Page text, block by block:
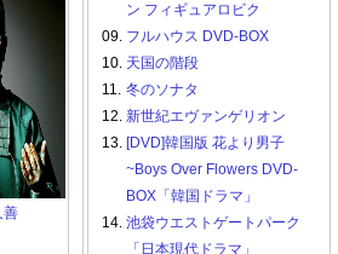
善
ン フィギュアロビク
09. フルハウス DVD-BOX
10. 天国の階段
11. 冬のソナタ
12. 新世紀エヴァンゲリオン
13. [DVD]韓国版 花より男子
~Boys Over Flowers DVD-
BOX「韓国ドラマ」
14. 池袋ウエストゲートパーク
「日本現代ドラマ」